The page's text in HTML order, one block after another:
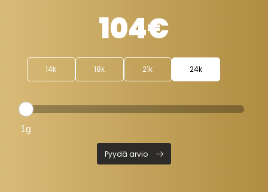
104€
14k 18k 21k 24k
Pyydä arvio